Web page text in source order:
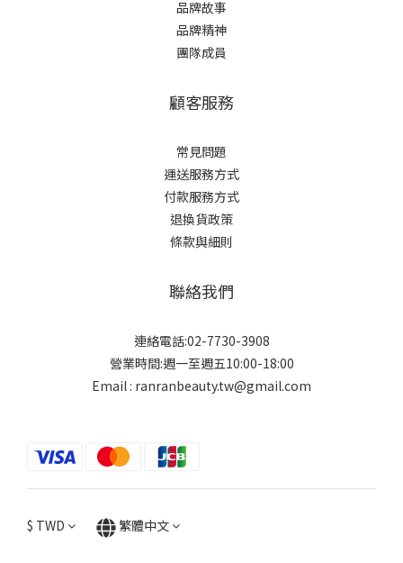
品牌故事
品牌精神
團隊成員
顧客服務
常見問題
運送服務方式
付款服務方式
退換貨政策
條款與細則
聯絡我們
連絡電話:02-7730-3908
營業時間:週一至週五10:00-18:00
Email : ranranbeauty.tw@gmail.com
$ TWD 繁體中文